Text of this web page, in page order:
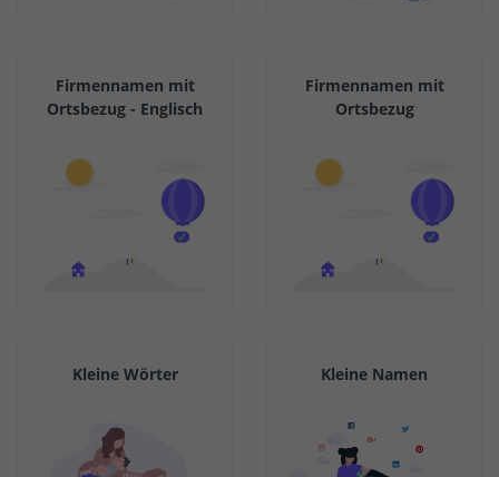
Firmennamen mit
Ortsbezug - Englisch
Firmennamen mit
Ortsbezug
Kleine Wörter Kleine Namen